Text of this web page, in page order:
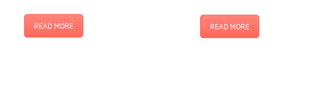
READ MORE READ MORE